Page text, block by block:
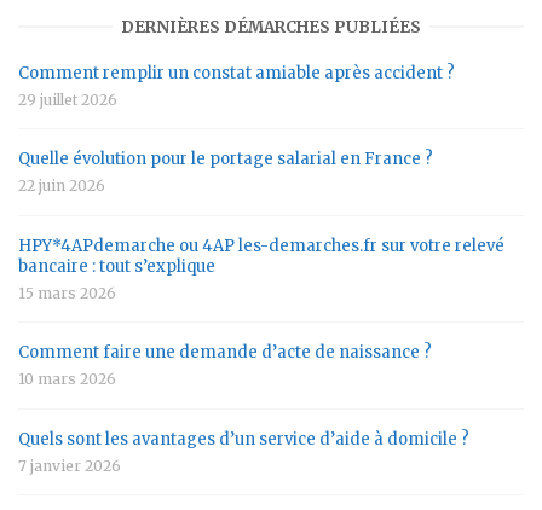
DERNIÈRES DÉMARCHES PUBLIÉES
Comment remplir un constat amiable après accident ?
29 juillet 2026
Quelle évolution pour le portage salarial en France ?
22 juin 2026
HPY*4APdemarche ou 4AP les-demarches.fr sur votre relevé
bancaire : tout s’explique
15 mars 2026
Comment faire une demande d’acte de naissance ?
10 mars 2026
Quels sont les avantages d’un service d’aide à domicile ?
7 janvier 2026